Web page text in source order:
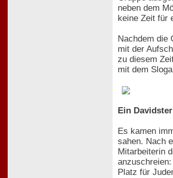
neben dem
keine Zeit für
Nachdem die
mit der
zu diesem
mit dem
Ein
Es kamen
sahen. Nach
Mitarbeiterin
Platz für